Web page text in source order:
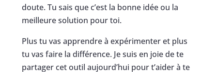
doute. Tu sais que c’est la bonne idée ou la
meilleure solution pour toi.
Plus tu vas apprendre à expérimenter et plus
tu vas faire la différence. Je suis en joie de te
partager cet outil aujourd’hui pour t’aider à te